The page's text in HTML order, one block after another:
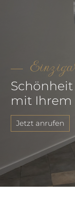
mit Ihrem
Jetzt anrufen